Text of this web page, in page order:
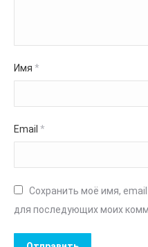
Имя *
Email *
Сохранить моё имя,
для последующих моих